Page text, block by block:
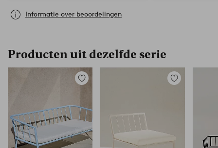
Informatie over beoordelingen
Producten uit dezelfde serie
Toevoegen
Toevoegen